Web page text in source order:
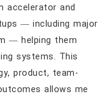
accelerator and
— including major
— helping them
systems. This
product, team-
allows me